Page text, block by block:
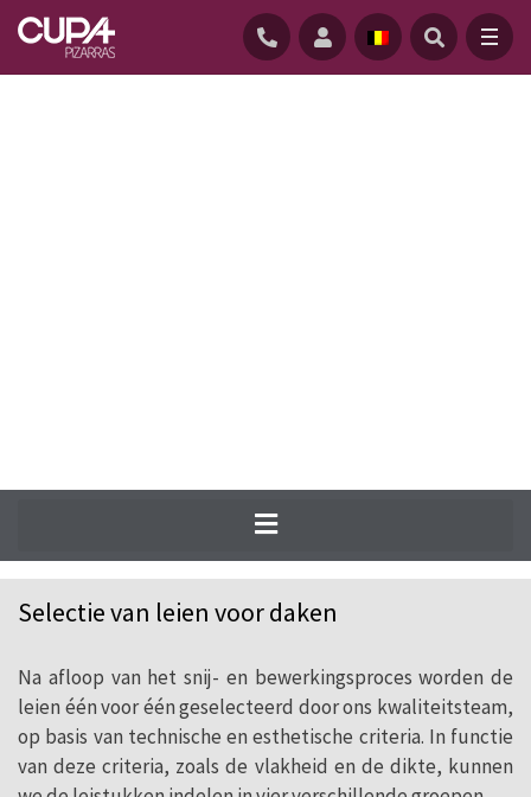
uit onze 20 steengroeves en wij
transformeren die in onze 24 ateliers, waar de
meest moderne technologie en de
traditionele knowhow van onze meesters-
hakkers gecombineerd worden.
Selectie van leien voor daken
Na afloop van het snij- en bewerkingsproces worden de
leien één voor één geselecteerd door ons kwaliteitsteam,
op basis van technische en esthetische criteria. In functie
van deze criteria, zoals de vlakheid en de dikte, kunnen